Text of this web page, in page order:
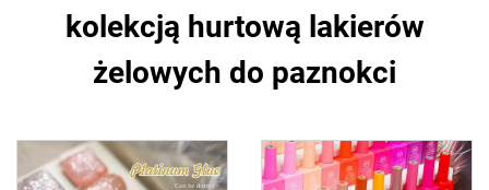
kolekcją hurtową lakierów
żelowych do paznokci